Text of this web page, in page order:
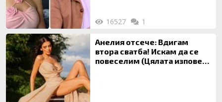
16527 1
Анелия отсече: Вдигам
втора сватба! Искам да се
повеселим (Цялата изповед